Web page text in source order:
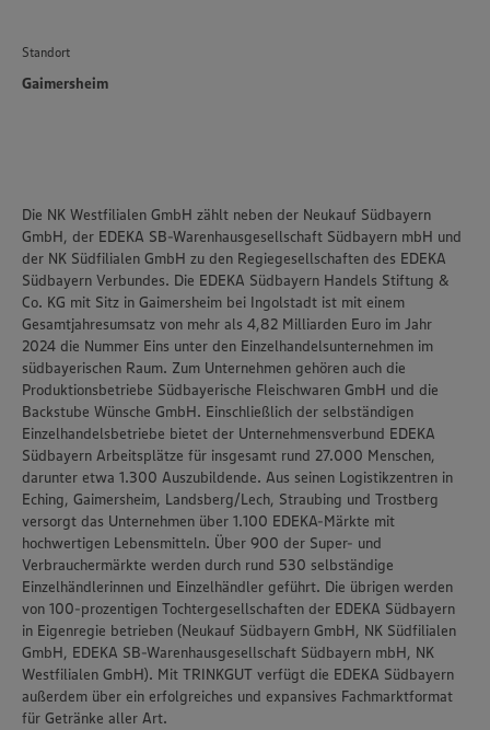
Standort
Gaimersheim
Die NK Westfilialen GmbH zählt neben der Neukauf Südbayern
GmbH, der EDEKA SB-Warenhausgesellschaft Südbayern mbH und
der NK Südfilialen GmbH zu den Regiegesellschaften des EDEKA
Südbayern Verbundes. Die EDEKA Südbayern Handels Stiftung &
Co. KG mit Sitz in Gaimersheim bei Ingolstadt ist mit einem
Gesamtjahresumsatz von mehr als 4,82 Milliarden Euro im Jahr
2024 die Nummer Eins unter den Einzelhandelsunternehmen im
südbayerischen Raum. Zum Unternehmen gehören auch die
Produktionsbetriebe Südbayerische Fleischwaren GmbH und die
Backstube Wünsche GmbH. Einschließlich der selbständigen
Einzelhandelsbetriebe bietet der Unternehmensverbund EDEKA
Südbayern Arbeitsplätze für insgesamt rund 27.000 Menschen,
darunter etwa 1.300 Auszubildende. Aus seinen Logistikzentren in
Eching, Gaimersheim, Landsberg/Lech, Straubing und Trostberg
versorgt das Unternehmen über 1.100 EDEKA-Märkte mit
hochwertigen Lebensmitteln. Über 900 der Super- und
Verbrauchermärkte werden durch rund 530 selbständige
Einzelhändlerinnen und Einzelhändler geführt. Die übrigen werden
von 100-prozentigen Tochtergesellschaften der EDEKA Südbayern
in Eigenregie betrieben (Neukauf Südbayern GmbH, NK Südfilialen
GmbH, EDEKA SB-Warenhausgesellschaft Südbayern mbH, NK
Westfilialen GmbH). Mit TRINKGUT verfügt die EDEKA Südbayern
außerdem über ein erfolgreiches und expansives Fachmarktformat
für Getränke aller Art.